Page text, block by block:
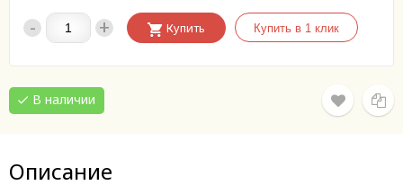
- + Купить
В наличии
Описание